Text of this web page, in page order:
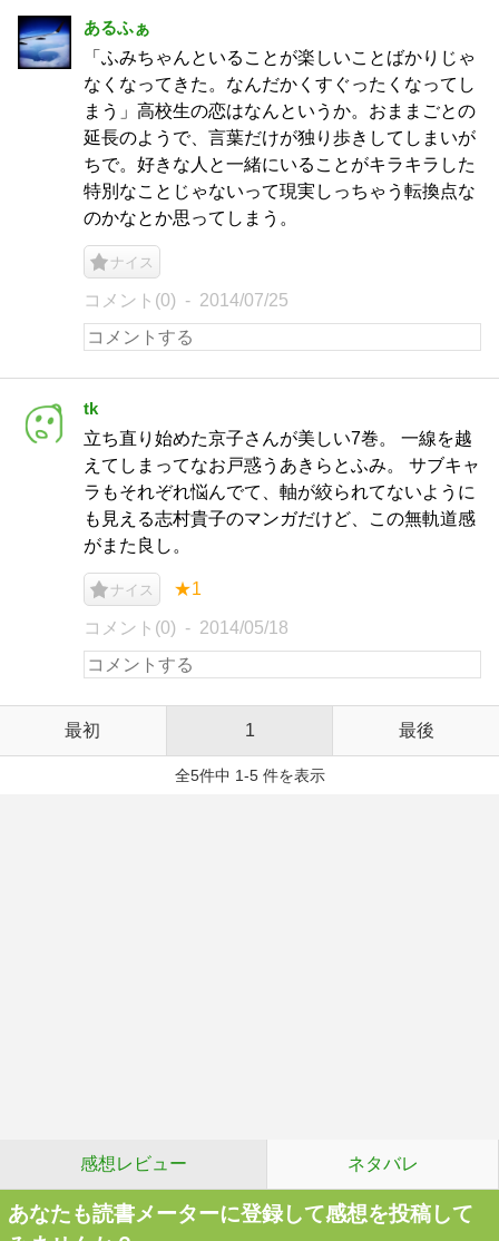
あるふぁ
「ふみちゃんといることが楽しいことばかりじゃ
なくなってきた。なんだかくすぐったくなってし
まう」高校生の恋はなんというか。おままごとの
延長のようで、言葉だけが独り歩きしてしまいが
ちで。好きな人と一緒にいることがキラキラした
特別なことじゃないって現実しっちゃう転換点な
のかなとか思ってしまう。
ナイス
コメント(0) 2014/07/25
tk
立ち直り始めた京子さんが美しい7巻。 一線を越
えてしまってなお戸惑うあきらとふみ。 サブキャ
ラもそれぞれ悩んでて、軸が絞られてないように
も見える志村貴子のマンガだけど、この無軌道感
がまた良し。
ナイス ★1
コメント(0) 2014/05/18
最初 1 最後
全5件中 1-5 件を表示
感想レビュー ネタバレ
あなたも読書メーターに登録して感想を投稿して